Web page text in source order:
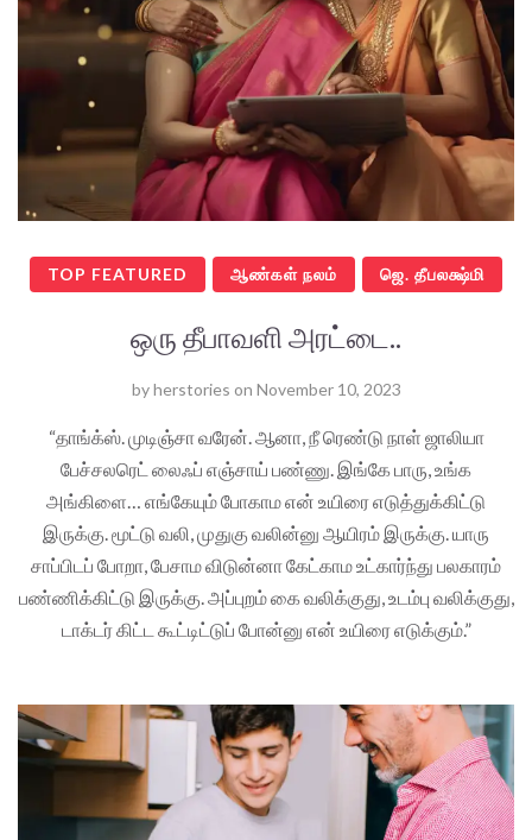
TOP FEATURED ஆண்கள் நலம் ஜெ. தீபலக்ஷ்மி
ஒரு தீபாவளி அரட்டை..
byherstories on November 10, 2023
“தாங்க்ஸ். முடிஞ்சா வரேன். ஆனா, நீ ரெண்டு நாள் ஜாலியா
பேச்சலரெட் லைஃப் எஞ்சாய் பண்ணு. இங்கே பாரு, உங்க
அங்கிளை… எங்கேயும் போகாம என் உயிரை எடுத்துக்கிட்டு
இருக்கு. மூட்டு வலி, முதுகு வலின்னு ஆயிரம் இருக்கு. யாரு
சாப்பிடப் போறா, பேசாம விடுன்னா கேட்காம உட்கார்ந்து பலகாரம்
பண்ணிக்கிட்டு இருக்கு. அப்புறம் கை வலிக்குது, உடம்பு வலிக்குது,
டாக்டர் கிட்ட கூட்டிட்டுப் போன்னு என் உயிரை எடுக்கும்.”